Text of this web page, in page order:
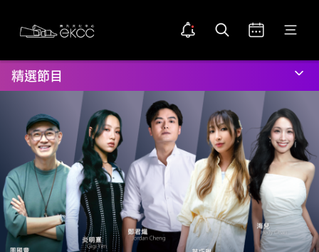
main
content
頂
置
頁
公開通知
告示點圖示打開搜索 打開日曆 打開菜單
精選節目